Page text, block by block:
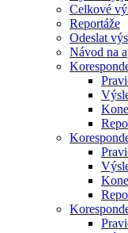
Celkové
Reportáže
Odeslat
Návod na